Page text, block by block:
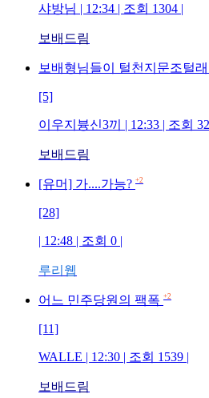
샤방님 | 12:34 | 조회 1304 |
보배드림
보배형님들이 털천지문조털
[5]
이우지븅신3끼 | 12:33 | 조회
보배드림
[유머] 가....가능? +2
[28]
| 12:48 | 조회 0 |
루리웹
어느 민주당원의 팩폭 +2
[11]
WALLE | 12:30 | 조회 1539 |
보배드림